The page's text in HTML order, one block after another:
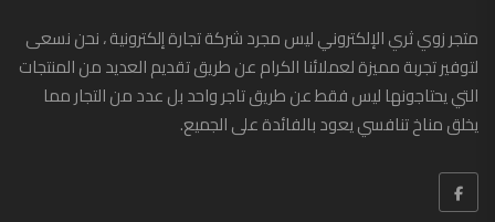
أدوات منزلية
أزياء
أزياء رجالي
متجر زوي ثري الإلكتروني ليس مجرد شركة تجارة إلكترونية ، نحن نسعى
لتوفير تجربة مميزة لعملائنا الكرام عن طريق تقديم العديد من المنتجات
التي يحتاجونها ليس فقط عن طريق تاجر واحد بل عدد من التجار مما
يخلق مناخ تنافسي يعود بالفائدة على الجميع.